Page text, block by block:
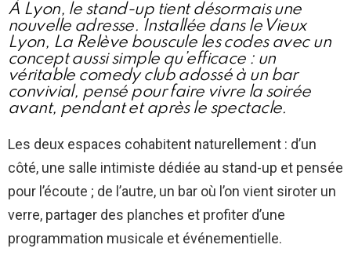
À Lyon, le stand-up tient désormais une
nouvelle adresse. Installée dans le Vieux
Lyon, La Relève bouscule les codes avec un
concept aussi simple qu’efficace : un
véritable comedy club adossé à un bar
convivial, pensé pour faire vivre la soirée
avant, pendant et après le spectacle.
Les deux espaces cohabitent naturellement : d’un
côté, une salle intimiste dédiée au stand-up et pensée
pour l’écoute ; de l’autre, un bar où l’on vient siroter un
verre, partager des planches et profiter d’une
programmation musicale et événementielle.